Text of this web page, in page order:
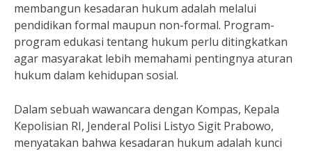
membangun kesadaran hukum adalah melalui
pendidikan formal maupun non-formal. Program-
program edukasi tentang hukum perlu ditingkatkan
agar masyarakat lebih memahami pentingnya aturan
hukum dalam kehidupan sosial.
Dalam sebuah wawancara dengan Kompas, Kepala
Kepolisian RI, Jenderal Polisi Listyo Sigit Prabowo,
menyatakan bahwa kesadaran hukum adalah kunci